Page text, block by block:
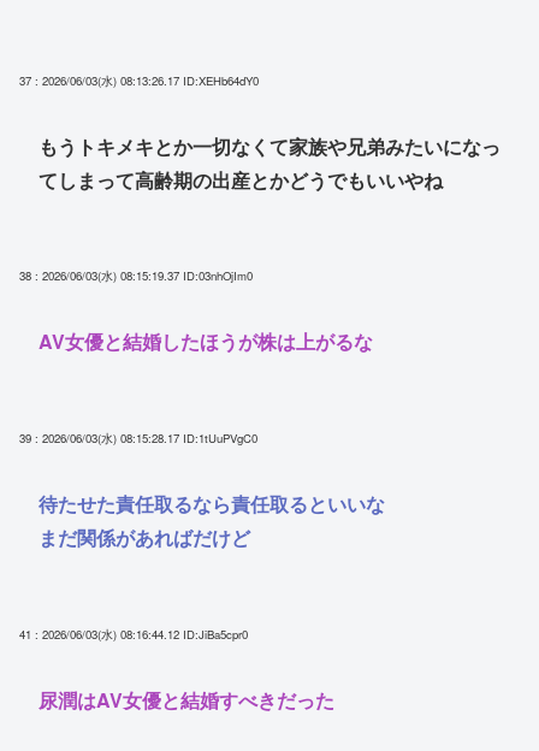
37 : 2026/06/03(水) 08:13:26.17 ID:XEHb64dY0
もうトキメキとか一切なくて家族や兄弟みたいになっ
てしまって高齢期の出産とかどうでもいいやね
38 : 2026/06/03(水) 08:15:19.37 ID:03nhOjIm0
AV女優と結婚したほうが株は上がるな
39 : 2026/06/03(水) 08:15:28.17 ID:1tUuPVgC0
待たせた責任取るなら責任取るといいな
まだ関係があればだけど
41 : 2026/06/03(水) 08:16:44.12 ID:JiBa5cpr0
尿潤はAV女優と結婚すべきだった